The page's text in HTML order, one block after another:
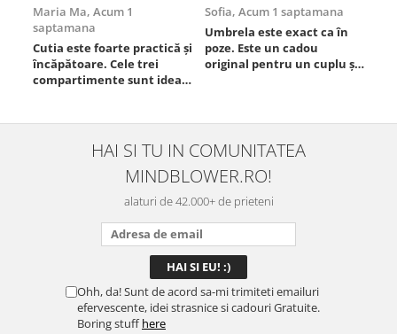
Maria Ma, Acum 1
saptamana
Cutia este foarte practică și
încăpătoare. Cele trei
compartimente sunt ideale
este sigură, fără scurgeri. O
folosesc aproape zilnic la
serviciu și sunt foarte
Sofia, Acum 1 saptamana
Umbrela este exact ca în
poze. Este un cadou
original pentru un cuplu și
dimensiunea este
potrivită. Sunt foarte
mulțumită de achiziție și o
recomand celor care vor
HAI SI TU IN COMUNITATEA
MINDBLOWER.RO!
alaturi de 42.000+ de prieteni
Ohh, da! Sunt de acord sa-mi trimiteti emailuri
efervescente, idei strasnice si cadouri Gratuite.
Boring stuffhere